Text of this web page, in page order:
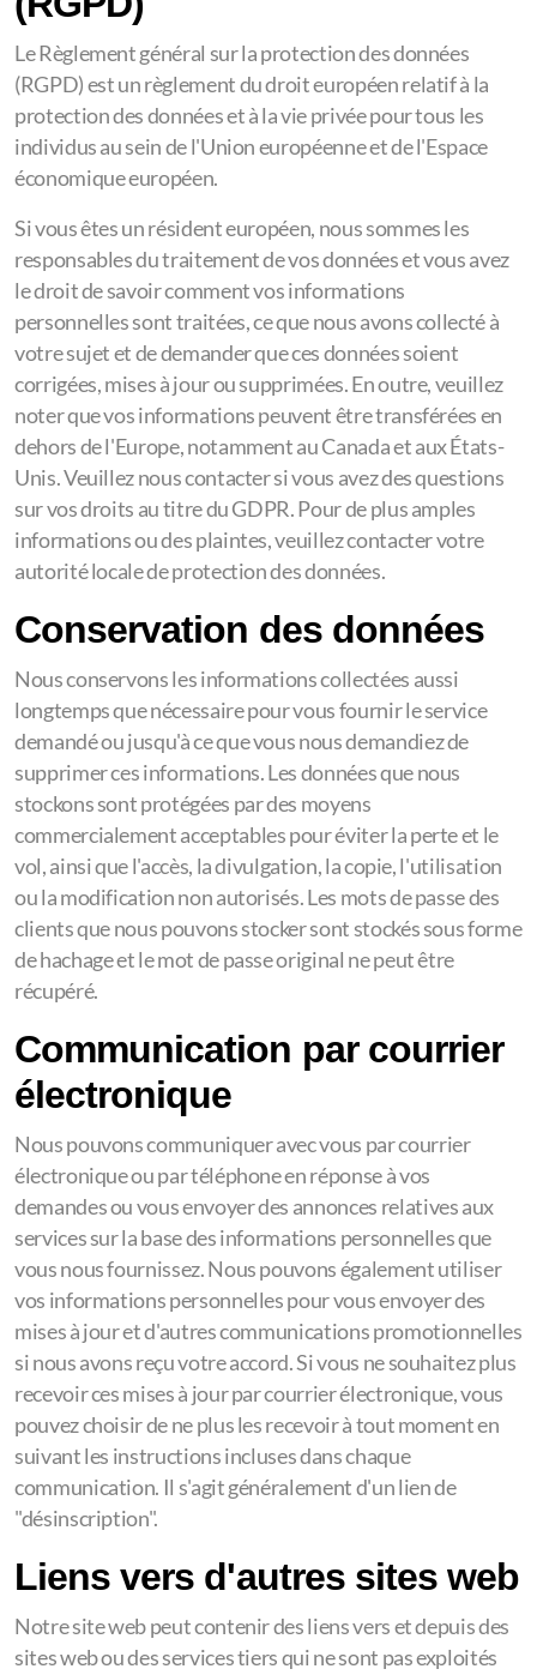
Le Règlement général sur la protection des données
(RGPD) est un règlement du droit européen relatif à la
protection des données et à la vie privée pour tous les
individus au sein de l'Union européenne et de l'Espace
économique européen.
Si vous êtes un résident européen, nous sommes les
responsables du traitement de vos données et vous avez
le droit de savoir comment vos informations
personnelles sont traitées, ce que nous avons collecté à
votre sujet et de demander que ces données soient
corrigées, mises à jour ou supprimées. En outre, veuillez
noter que vos informations peuvent être transférées en
dehors de l'Europe, notamment au Canada et aux États-
Unis. Veuillez nous contacter si vous avez des questions
sur vos droits au titre du GDPR. Pour de plus amples
informations ou des plaintes, veuillez contacter votre
autorité locale de protection des données.
Conservation des données
Nous conservons les informations collectées aussi
longtemps que nécessaire pour vous fournir le service
demandé ou jusqu'à ce que vous nous demandiez de
supprimer ces informations. Les données que nous
stockons sont protégées par des moyens
commercialement acceptables pour éviter la perte et le
vol, ainsi que l'accès, la divulgation, la copie, l'utilisation
ou la modification non autorisés. Les mots de passe des
clients que nous pouvons stocker sont stockés sous forme
de hachage et le mot de passe original ne peut être
récupéré.
Communication par courrier
électronique
Nous pouvons communiquer avec vous par courrier
électronique ou par téléphone en réponse à vos
demandes ou vous envoyer des annonces relatives aux
services sur la base des informations personnelles que
vous nous fournissez. Nous pouvons également utiliser
vos informations personnelles pour vous envoyer des
mises à jour et d'autres communications promotionnelles
si nous avons reçu votre accord. Si vous ne souhaitez plus
recevoir ces mises à jour par courrier électronique, vous
pouvez choisir de ne plus les recevoir à tout moment en
suivant les instructions incluses dans chaque
communication. Il s'agit généralement d'un lien de
"désinscription".
Liens vers d'autres sites web
Notre site web peut contenir des liens vers et depuis des
sites web ou des services tiers qui ne sont pas exploités